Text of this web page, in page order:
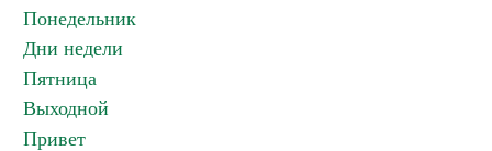
Понедельник
Дни недели
Пятница
Выходной
Привет